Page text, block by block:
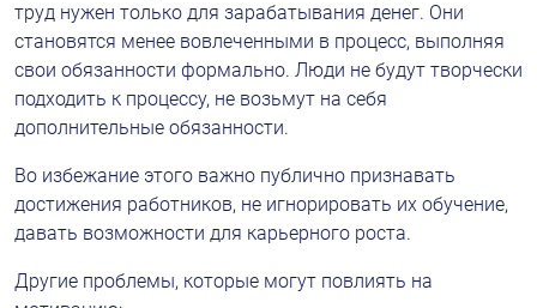
труд нужен только для зарабатывания денег. Они
становятся менее вовлеченными в процесс, выполняя
свои обязанности формально. Люди не будут творчески
подходить к процессу, не возьмут на себя
дополнительные обязанности.
Во избежание этого важно публично признавать
достижения работников, не игнорировать их обучение,
давать возможности для карьерного роста.
Другие проблемы, которые могут повлиять на